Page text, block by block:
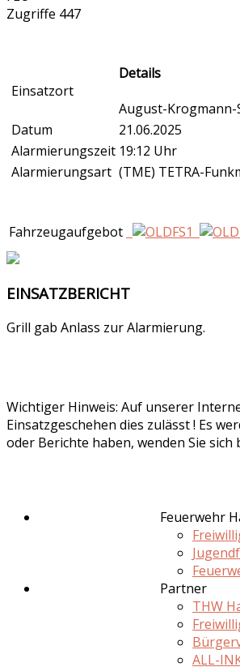
Zugriffe 447
Einsatzort
Details
August-Krogmann-
Datum
21.06.2025
Alarmierungszeit 19:12 Uhr
Alarmierungsart (TME) TETRA-
Fahrzeugaufgebot
EINSATZBERICHT
Grill gab Anlass zur Alarmierung.
Wichtiger Hinweis: Auf unserer
Einsatzgeschehen dies zulässt ! Es
oder Berichte haben, wenden Sie
Feuerwehr
Partner
THW
ALL-